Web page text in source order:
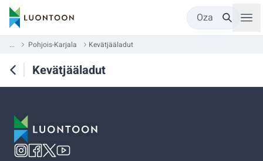
Oza
... Pohjois-Karjala Kevätjääladut
Kevätjääladut